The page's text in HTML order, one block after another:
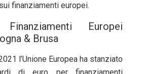
finanziamenti europei.
Finanziamenti Europei
& Brusa
l’Unione Europea ha stanziato